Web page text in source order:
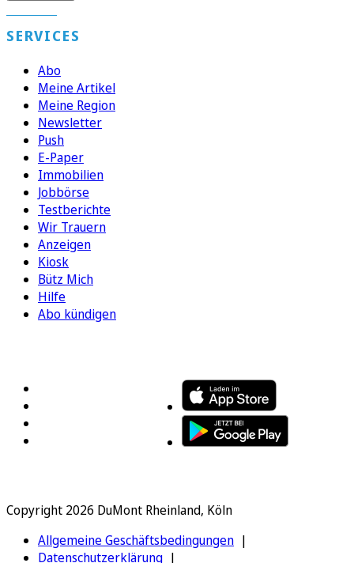
SERVICES
Abo
Meine Artikel
Meine Region
Newsletter
Push
E-Paper
Immobilien
Jobbörse
Testberichte
Wir Trauern
Anzeigen
Kiosk
Bütz Mich
Hilfe
Abo kündigen
Copyright 2026 DuMont Rheinland, Köln
Allgemeine Geschäftsbedingungen
Datenschutzerklärung